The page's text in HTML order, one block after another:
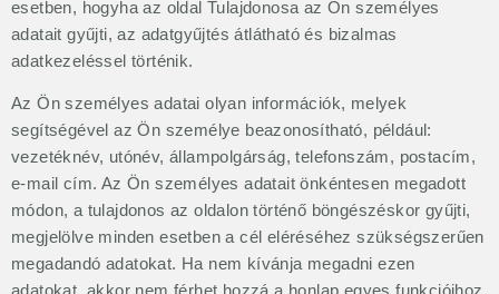
esetben, hogyha az oldal Tulajdonosa az Ön személyes
adatait gyűjti, az adatgyűjtés átlátható és bizalmas
adatkezeléssel történik.
Az Ön személyes adatai olyan információk, melyek
segítségével az Ön személye beazonosítható, például:
vezetéknév, utónév, állampolgárság, telefonszám, postacím,
e-mail cím. Az Ön személyes adatait önkéntesen megadott
módon, a tulajdonos az oldalon történő böngészéskor gyűjti,
megjelölve minden esetben a cél eléréséhez szükségszerűen
megadandó adatokat. Ha nem kívánja megadni ezen
adatokat, akkor nem férhet hozzá a honlap egyes funkcióihoz,